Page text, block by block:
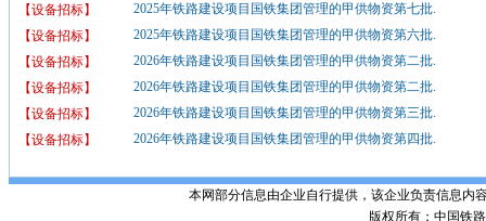
【设备招标】
2025年铁路建设项目国铁集团管理的甲供物资第七批.
【设备招标】
2025年铁路建设项目国铁集团管理的甲供物资第六批.
【设备招标】
2026年铁路建设项目国铁集团管理的甲供物资第二批.
【设备招标】
2026年铁路建设项目国铁集团管理的甲供物资第二批.
【设备招标】
2026年铁路建设项目国铁集团管理的甲供物资第三批.
【设备招标】
2026年铁路建设项目国铁集团管理的甲供物资第四批.
本网部分信息由企业自行提供，该企业负责信息内
版权所有：中国铁路